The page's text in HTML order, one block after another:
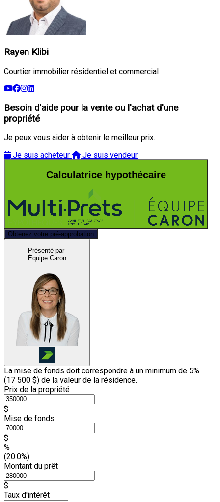
Rayen Klibi
Courtier immobilier résidentiel et commercial
Besoin d'aide pour la vente ou l'achat d'une
propriété
Je peux vous aider à obtenir le meilleur prix.
Je suis acheteur
Je suis vendeur
Calculatrice hypothécaire
Obtenez votre pré-approbation
Présenté par
Équipe Caron
La mise de fonds doit correspondre à un minimum de 5%
(17 500 $) de la valeur de la résidence.
Prix de la propriété
$
Mise de fonds
$
%
(20.0%)
Montant du prêt
$
Taux d'intérêt